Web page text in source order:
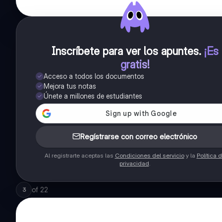
Inscríbete para ver los apuntes. ¡Es
gratis!
Acceso a todos los documentos
Mejora tus notas
Únete a millones de estudiantes
Regístrarse con correo electrónico
Al registrarte aceptas las Condiciones del servicioy la Política
privacidad
3 of 22